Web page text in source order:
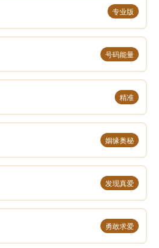
加社交活动，扩大人脉圈，
保持真诚和适度，避免过于功
人
人是属鼠人、属蛇人、属鸡
十二生肖中是六合关系。属
人心，和属牛人在一起能互相
属牛人提供宝贵建议，帮助固
题并听取意见，从而在事业等
专业版
号码能量
精准
姻缘奥秘
发现真爱
勇敢求爱